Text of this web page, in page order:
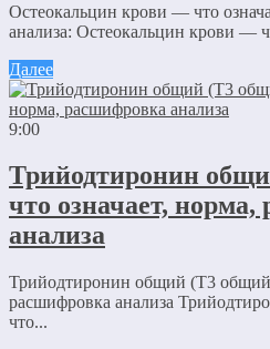
Остеокальцин крови — что
анализа: Остеокальцин крови —
Далее
9:00
Трийодтиронин
что означает,
анализа
Трийодтиронин общий (Т3
расшифровка анализа
что...